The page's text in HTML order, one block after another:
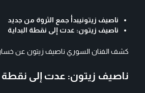
ناصيف زيتونيبدأ جمع الثروة من جديد
ناصيف زيتون: عدت إلى نقطة البداية
كشف الفنان السوري ناصيف زيتون عن
ناصيف زيتون: عدت إلى نقطة